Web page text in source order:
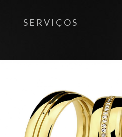
SERVIÇOS